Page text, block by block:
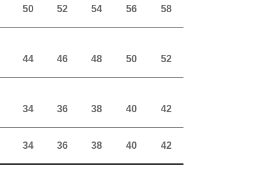
50 52 54 56 58
44 46 48 50 52
34 36 38 40 42
34 36 38 40 42